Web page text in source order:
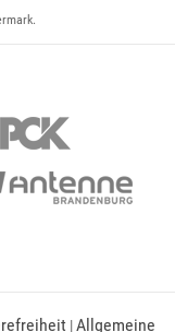
|Allgemeine